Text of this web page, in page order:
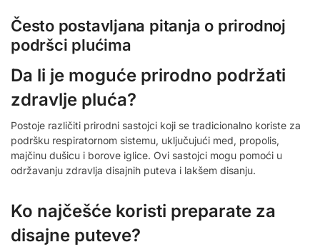
Često postavljana pitanja o prirodnoj
podršci plućima
Da li je moguće prirodno podržati
zdravlje pluća?
Postoje različiti prirodni sastojci koji se tradicionalno koriste za
podršku respiratornom sistemu, uključujući med, propolis,
majčinu dušicu i borove iglice. Ovi sastojci mogu pomoći u
održavanju zdravlja disajnih puteva i lakšem disanju.
Ko najčešće koristi preparate za
disajne puteve?